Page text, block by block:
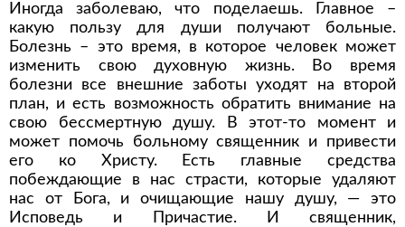
Иногда заболеваю, что поделаешь. Главное –
какую пользу для души получают больные.
Болезнь – это время, в которое человек может
изменить свою духовную жизнь. Во время
болезни все внешние заботы уходят на второй
план, и есть возможность обратить внимание на
свою бессмертную душу. В этот-то момент и
может помочь больному священник и привести
его ко Христу. Есть главные средства
побеждающие в нас страсти, которые удаляют
нас от Бога, и очищающие нашу душу, — это
Исповедь и Причастие. И священник,